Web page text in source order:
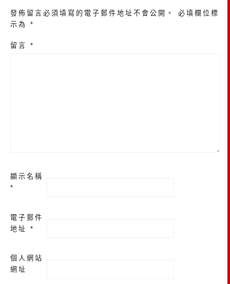
發佈留言必須填寫的電子郵件地址不會公開。
必填欄位標
示為 *
留言 *
顯示名稱
*
電子郵件
地址 *
個人網站
網址